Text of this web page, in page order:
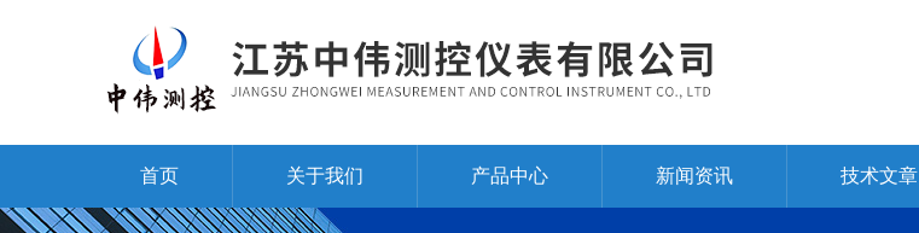
首页 关于我们 产品中心 新闻资讯 技术文章